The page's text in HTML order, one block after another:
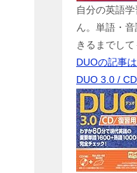
自分の英語
ん。単語・
きるまでして
DUOの記事
DUO 3.0 /